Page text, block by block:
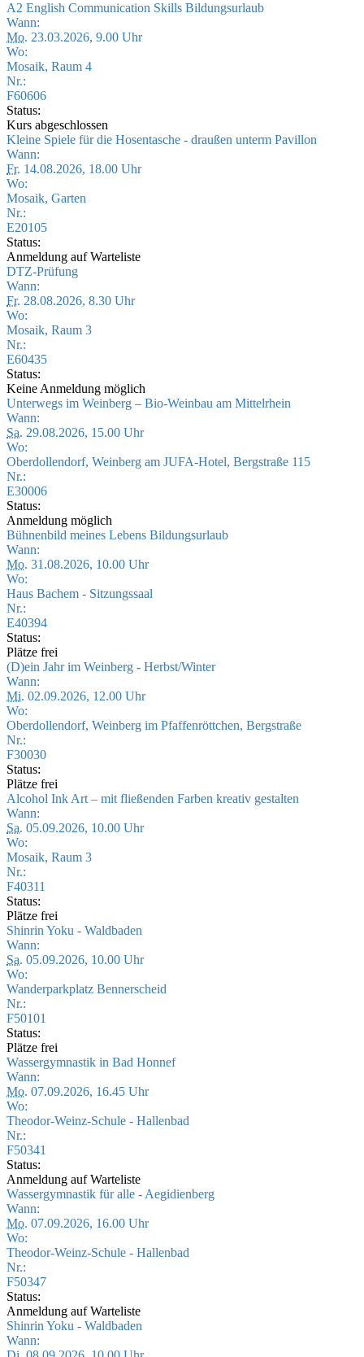
A2 English Communication Skills Bildungsurlaub
Wann:
Mo. 23.03.2026, 9.00 Uhr
Wo:
Mosaik, Raum 4
Nr.:
F60606
Status:
Kurs abgeschlossen
Kleine Spiele für die Hosentasche - draußen unterm Pavillon
Wann:
Fr. 14.08.2026, 18.00 Uhr
Wo:
Mosaik, Garten
Nr.:
E20105
Status:
Anmeldung auf Warteliste
DTZ-Prüfung
Wann:
Fr. 28.08.2026, 8.30 Uhr
Wo:
Mosaik, Raum 3
Nr.:
E60435
Status:
Keine Anmeldung möglich
Unterwegs im Weinberg – Bio-Weinbau am Mittelrhein
Wann:
Sa. 29.08.2026, 15.00 Uhr
Wo:
Oberdollendorf, Weinberg am JUFA-Hotel, Bergstraße 115
Nr.:
E30006
Status:
Anmeldung möglich
Bühnenbild meines Lebens Bildungsurlaub
Wann:
Mo. 31.08.2026, 10.00 Uhr
Wo:
Haus Bachem - Sitzungssaal
Nr.:
E40394
Status:
Plätze frei
(D)ein Jahr im Weinberg - Herbst/Winter
Wann:
Mi. 02.09.2026, 12.00 Uhr
Wo:
Oberdollendorf, Weinberg im Pfaffenröttchen, Bergstraße
Nr.:
F30030
Status:
Plätze frei
Alcohol Ink Art – mit fließenden Farben kreativ gestalten
Wann:
Sa. 05.09.2026, 10.00 Uhr
Wo:
Mosaik, Raum 3
Nr.:
F40311
Status:
Plätze frei
Shinrin Yoku - Waldbaden
Wann:
Sa. 05.09.2026, 10.00 Uhr
Wo:
Wanderparkplatz Bennerscheid
Nr.:
F50101
Status:
Plätze frei
Wassergymnastik in Bad Honnef
Wann:
Mo. 07.09.2026, 16.45 Uhr
Wo:
Theodor-Weinz-Schule - Hallenbad
Nr.:
F50341
Status:
Anmeldung auf Warteliste
Wassergymnastik für alle - Aegidienberg
Wann:
Mo. 07.09.2026, 16.00 Uhr
Wo:
Theodor-Weinz-Schule - Hallenbad
Nr.:
F50347
Status:
Anmeldung auf Warteliste
Shinrin Yoku - Waldbaden
Wann: